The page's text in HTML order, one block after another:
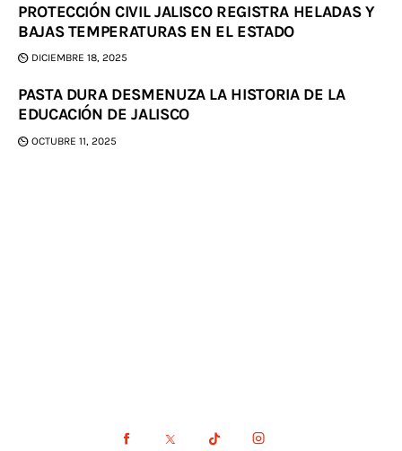
PROTECCIÓN CIVIL JALISCO REGISTRA HELADAS Y
BAJAS TEMPERATURAS EN EL ESTADO
DICIEMBRE 18, 2025
PASTA DURA DESMENUZA LA HISTORIA DE LA
EDUCACIÓN DE JALISCO
OCTUBRE 11, 2025